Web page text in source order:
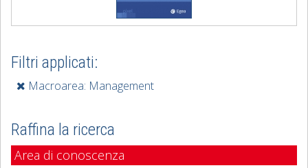
Filtri applicati:
Macroarea: Management
Raffina la ricerca
Area di conoscenza